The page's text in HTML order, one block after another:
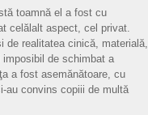
toamnă el a fost cu
celălalt aspect, cel privat.
de realitatea cinică, materială,
de schimbat a
a fost asemănătoare, cu
au convins copiii de multă